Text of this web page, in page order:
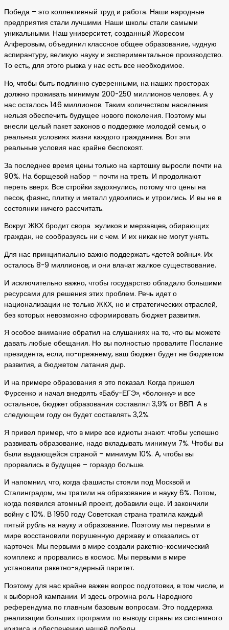
Победа – это коллективный труд и работа. Наши народные
предприятия стали лучшими. Наши школы стали самыми
уникальными. Наш университет, созданный Жоресом
Алферовым, объединил классное общее образование, чудную
аспирантуру, великую науку и экспериментальное производство.
То есть, для этого рывка у нас есть все необходимое.
Но, чтобы быть подлинно суверенными, на наших просторах
должно проживать минимум 200-250 миллионов человек. А у
нас осталось 146 миллионов. Таким количеством населения
нельзя обеспечить будущее нового поколения. Поэтому мы
внесли целый пакет законов о поддержке молодой семьи, о
реальных условиях жизни каждого гражданина. Вот эти
реальные условия нас крайне беспокоят.
За последнее время цены только на картошку выросли почти на
90%. На борщевой набор – почти на треть. И продолжают
переть вверх. Все стройки задохнулись, потому что цены на
песок, фаянс, плитку и металл удвоились и утроились. И вы не в
состоянии ничего рассчитать.
Вокруг ЖКХ бродит свора жуликов и мерзавцев, обирающих
граждан, не сообразуясь ни с чем. И их никак не могут унять.
Для нас принципиально важно поддержать «детей войны». Их
осталось 8-9 миллионов, и они влачат жалкое существование.
И исключительно важно, чтобы государство обладало большими
ресурсами для решения этих проблем. Речь идет о
национализации не только ЖКХ, но и стратегических отраслей,
без которых невозможно сформировать бюджет развития.
Я особое внимание обратил на слушаниях на то, что вы можете
давать любые обещания. Но вы полностью провалите Послание
президента, если, по-прежнему, ваш бюджет будет не бюджетом
развития, а бюджетом латания дыр.
И на примере образования я это показал. Когда пришел
Фурсенко и начал внедрять «Бабу-ЕГЭ», «болонку» и все
остальное, бюджет образования составлял 3,9% от ВВП. А в
следующем году он будет составлять 3,2%.
Я привел пример, что в мире все идиоты знают: чтобы успешно
развивать образование, надо вкладывать минимум 7%. Чтобы вы
были выдающейся страной – минимум 10%. А, чтобы вы
прорвались в будущее – гораздо больше.
И напомнил, что, когда фашисты стояли под Москвой и
Сталинградом, мы тратили на образование и науку 6%. Потом,
когда появился атомный проект, добавили еще. И закончили
войну с 10%. В 1950 году Советская страна тратила каждый
пятый рубль на науку и образование. Поэтому мы первыми в
мире восстановили порушенную державу и отказались от
карточек. Мы первыми в мире создали ракетно-космический
комплекс и прорвались в космос. Мы первыми в мире
установили ракетно-ядерный паритет.
Поэтому для нас крайне важен вопрос подготовки, в том числе, и
к выборной кампании. И здесь огромна роль Народного
референдума по главным базовым вопросам. Это поддержка
реализации больших программ по выводу страны из системного